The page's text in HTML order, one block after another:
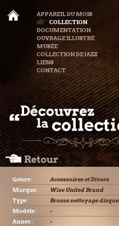
APPAREIL DU MOIS
COLLECTION
DOCUMENTATION
OUVRAGE ILLUSTRÉ
MUSÉE
COLLECTION DE JAZZ
LIENS
CONTACT
Genre :
Accessoires et Divers
Marque :
Wise United Brand
Type :
Brosse nettoyage disque
Modèle :
-
Année :
-